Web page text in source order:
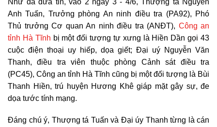
Như đã đưa tin, vào 2 ngày 3 - 4/6, Thượng tá Nguyễn
Anh Tuấn, Trưởng phòng An ninh điều tra (PA92), Phó
Thủ trưởng Cơ quan An ninh điều tra (ANĐT), Công an
tỉnh Hà Tĩnh bị một đối tượng tự xưng là Hiền Dần gọi 43
cuộc điện thoại uy hiếp, dọa giết; Đại uý Nguyễn Văn
Thanh, điều tra viên thuộc phòng Cảnh sát điều tra
(PC45), Công an tỉnh Hà Tĩnh cũng bị một đối tượng là Bùi
Thanh Hiền, trú huyện Hương Khê giáp mặt gây sự, đe
dọa tước tính mạng.
Đáng chú ý, Thượng tá Tuấn và Đại úy Thanh từng là cán